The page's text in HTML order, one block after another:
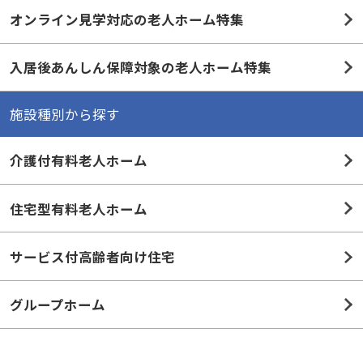
オンライン見学対応の老人ホーム特集
入居後あんしん保障対象の老人ホーム特集
施設種別から探す
介護付有料老人ホーム
住宅型有料老人ホーム
サービス付高齢者向け住宅
グループホーム